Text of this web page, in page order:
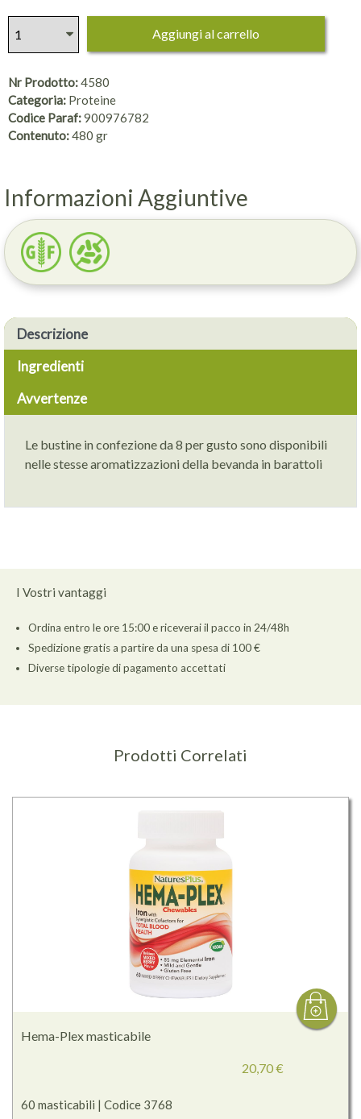
Aggiungi al carrello
Nr Prodotto:4580
Categoria: Proteine
Codice Paraf:900976782
Contenuto:480 gr
Informazioni Aggiuntive
Descrizione
Ingredienti
Avvertenze
Le bustine in confezione da 8 per gusto sono disponibili
nelle stesse aromatizzazioni della bevanda in barattoli
I Vostri vantaggi
Ordina entro le ore 15:00 e riceverai il pacco in 24/48h
Spedizione gratis a partire da una spesa di 100 €
Diverse tipologie di pagamento accettati
Prodotti Correlati
Hema-Plex masticabile
60 masticabili | Codice 3768
20,70 €